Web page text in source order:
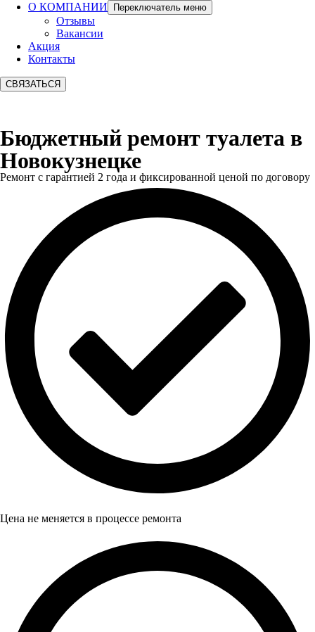
О КОМПАНИИ
Переключатель меню
Отзывы
Вакансии
Акция
Контакты
СВЯЗАТЬСЯ
Бюджетный ремонт туалета в
Новокузнецке
Ремонт с гарантией 2 года и фиксированной ценой по договору
Цена не меняется в процессе ремонта